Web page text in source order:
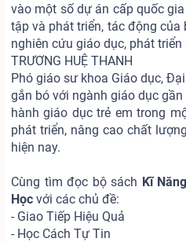
vào một số dự án cấp quốc
tập và phát triển, tác động của
nghiên cứu giáo dục, phát
TRƯƠNG HUỆ THANH
Phó giáo sư khoa Giáo dục,
gắn bó với ngành giáo dục
hành giáo dục trẻ em trong
phát triển, nâng cao chất
hiện nay.
Cùng tìm đọc bộ sách Kĩ
Học với các chủ đề:
- Giao Tiếp Hiệu Quả
- Học Cách Tự Tin